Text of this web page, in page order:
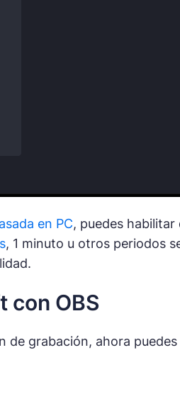
en PC, puedes
, 1 minuto u otros periodos
con OBS
de grabación, ahora